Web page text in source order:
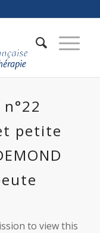
petite
to view this